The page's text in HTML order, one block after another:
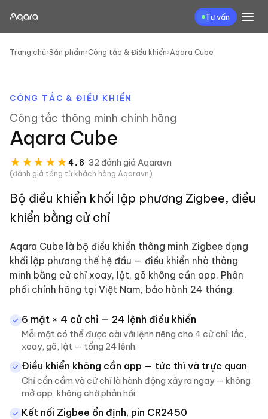
Tư vấn
Trang chủ›Sản phẩm›Công tắc & Điều khiển›Aqara Cube
CÔNG TẮC & ĐIỀU KHIỂN
Công tắc thông minh chính hãng
Aqara Cube
★ ★★ ★★4.8· 32 đánh giá Aqaravn
(đánh giá tổng từ khách hàng Aqaravn)
Bộ điều khiển khối lập phương Zigbee, điều
khiển bằng cử chỉ
Aqara Cube là bộ điều khiển thông minh Zigbee dạng
khối lập phương thế hệ đầu — điều khiển nhà thông
minh bằng cử chỉ xoay, lật, gõ không cần app. Phân
phối chính hãng tại Việt Nam, bảo hành 24 tháng.
6 mặt × 4 cử chỉ — 24 lệnh điều khiển
Mỗi mặt có thể được cài với lệnh riêng cho 4 cử chỉ: lắc,
xoay, gõ, lật — tổng 24 lệnh.
Điều khiển không cần app — tức thì và trực quan
Chỉ cần cầm và cử chỉ là hành động xảy ra ngay — không
mở app, không chờ phản hồi.
Kết nối Zigbee ổn định, pin CR2450